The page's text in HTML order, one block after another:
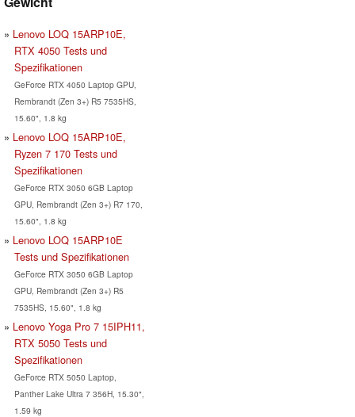
Lenovo LOQ 15ARP10E,
RTX 4050 Tests und
Spezifikationen
GeForce RTX 4050 Laptop GPU,
Rembrandt (Zen 3+) R5 7535HS,
15.60", 1.8 kg
Lenovo LOQ 15ARP10E,
Ryzen 7 170 Tests und
Spezifikationen
GeForce RTX 3050 6GB Laptop
GPU, Rembrandt (Zen 3+) R7 170,
15.60", 1.8 kg
Lenovo LOQ 15ARP10E
Tests und Spezifikationen
GeForce RTX 3050 6GB Laptop
GPU, Rembrandt (Zen 3+) R5
7535HS, 15.60", 1.8 kg
Lenovo Yoga Pro 7 15IPH11,
RTX 5050 Tests und
Spezifikationen
GeForce RTX 5050 Laptop,
Panther Lake Ultra 7 356H, 15.30",
1.59 kg